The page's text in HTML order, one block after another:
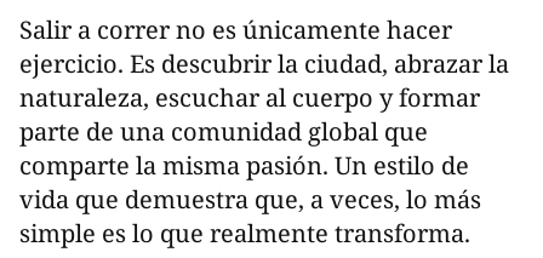
Salir a correr no es únicamente hacer
ejercicio. Es descubrir la ciudad, abrazar la
naturaleza, escuchar al cuerpo y formar
parte de una comunidad global que
comparte la misma pasión. Un estilo de
vida que demuestra que, a veces, lo más
simple es lo que realmente transforma.